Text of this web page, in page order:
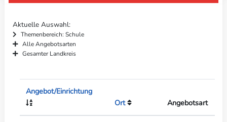
Aktuelle Auswahl
Themenbereich: Schule
Alle Angebotsarten
Gesamter Landkreis
Angebot/Einrichtung
Ort
Angebotsart